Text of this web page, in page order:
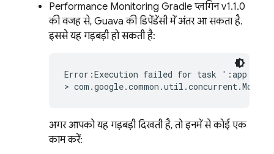
Performance Monitoring Gradle प्लगिन v1.1.0
की वजह से, Guava की डिपेंडेंसी में अंतर आ सकता है.
इससे यह गड़बड़ी हो सकती है:
Error:Execution failed for task
>
अगर आपको यह गड़बड़ी दिखती है, तो इनमें से कोई एक
काम करें: